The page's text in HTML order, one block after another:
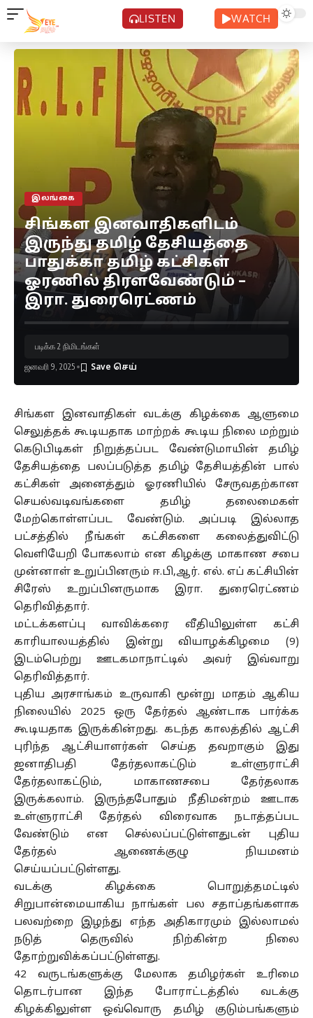
LISTEN WATCH
இலங்கை
சிங்கள இனவாதிகளிடம்
இருந்து தமிழ் தேசியத்தை
பாதுக்கா தமிழ் கட்சிகள்
ஓரணில் திரளவேண்டும் –
இரா. துரைரெட்ணம்
ஜனவரி 9, 2025
படிக்க 2 நிமிடங்கள்
சிங்கள இனவாதிகள் வடக்கு கிழக்கை ஆளுமை
செலுத்தக் கூடியதாக மாற்றக் கூடிய நிலை மற்றும்
கெடுபிடிகள் நிறுத்தப்பட வேண்டுமாயின் தமிழ்
தேசியத்தை பலப்படுத்த தமிழ் தேசியத்தின் பால்
கட்சிகள் அனைத்தும் ஓரணியில் சேருவதற்கான
செயல்வடிவங்களை தமிழ் தலைமைகள்
மேற்கொள்ளப்பட வேண்டும். அப்படி இல்லாத
பட்சத்தில் நீங்கள் கட்சிகளை கலைத்துவிட்டு
வெளியேறி போகலாம் என கிழக்கு மாகாண சபை
முன்னாள் உறுப்பினரும் ஈ.பி,ஆர். எல். எப் கட்சியின்
சிரேஸ் உறுப்பினருமாக இரா. துரைரெட்ணம்
தெரிவித்தார்.
மட்டக்களப்பு வாவிக்கரை வீதியிலுள்ள கட்சி
காரியாலயத்தில் இன்று வியாழக்கிழமை (9)
இடம்பெற்று ஊடகமாநாட்டில் அவர் இவ்வாறு
தெரிவித்தார்.
புதிய அரசாங்கம் உருவாகி மூன்று மாதம் ஆகிய
நிலையில் 2025 ஒரு தேர்தல் ஆண்டாக பார்க்க
கூடியதாக இருக்கின்றது. கடந்த காலத்தில் ஆட்சி
புரிந்த ஆட்சியாளர்கள் செய்த தவறாகும் இது
ஜனாதிபதி தேர்தலாகட்டும் உள்ளுராட்சி
தேர்தலாகட்டும், மாகாணசபை தேர்தலாக
இருக்கலாம். இருந்தபோதும் நீதிமன்றம் ஊடாக
உள்ளுராட்சி தேர்தல் விரைவாக நடாத்தப்பட
வேண்டும் என செல்லப்பட்டுள்ளதுடன் புதிய
தேர்தல் ஆணைக்குழு நியமனம்
செய்யப்பட்டுள்ளது.
வடக்கு கிழக்கை பொறுத்தமட்டில்
சிறுபான்மையாகிய நாங்கள் பல சதாப்தங்களாக
பலவற்றை இழந்து எந்த அதிகாரமும் இல்லாமல்
நடுத் தெருவில் நிற்கின்ற நிலை
தோற்றுவிக்கப்பட்டுள்ளது.
42 வருடங்களுக்கு மேலாக தமிழர்கள் உரிமை
தொடர்பான இந்த போராட்டத்தில் வடக்கு
கிழக்கிலுள்ள ஒவ்வொரு தமிழ் குடும்பங்களும்